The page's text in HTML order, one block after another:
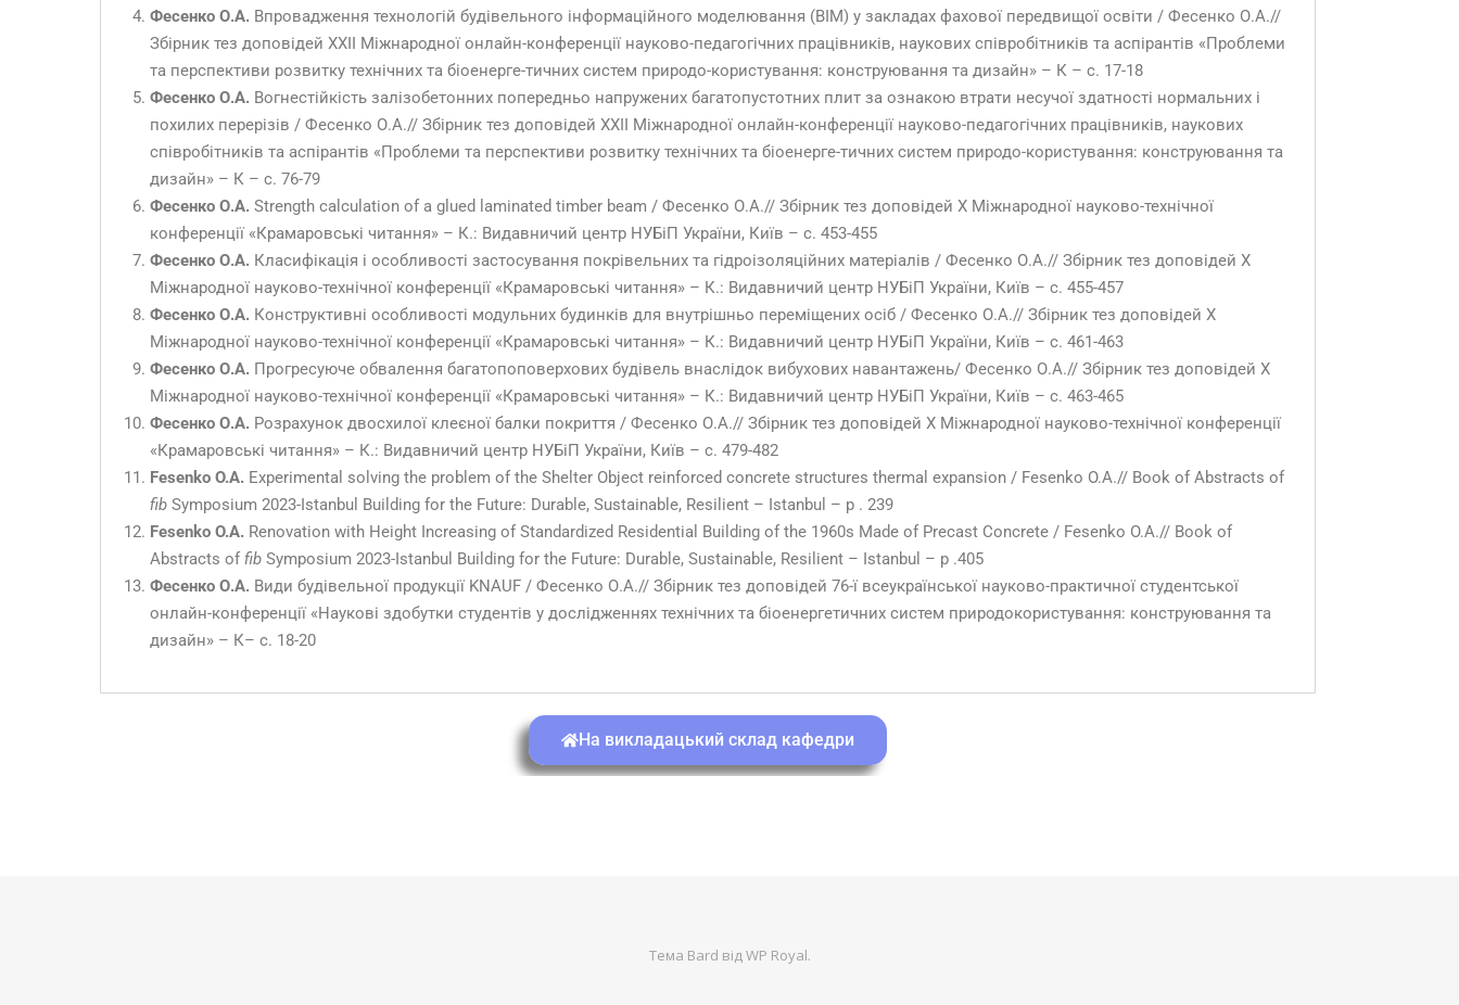
Фесенко О.А. Впровадження технологій будівельного інформаційного моделювання (BIM) у закладах фахової передвищої освіти / Фесенко О.А.//
Збірник тез доповідей ХXІI Міжнародної онлайн-конференції науково-педагогічних працівників, наукових співробітників та аспірантів «Проблеми
та перспективи розвитку технічних та біоенерге-тичних систем природо-користування: конструювання та дизайн» – К – с. 17-18
Фесенко О.А. Вогнестійкість залізобетонних попередньо напружених багатопустотних плит за ознакою втрати несучої здатності нормальних і
похилих перерізів / Фесенко О.А.// Збірник тез доповідей ХXІI Міжнародної онлайн-конференції науково-педагогічних працівників, наукових
співробітників та аспірантів «Проблеми та перспективи розвитку технічних та біоенерге-тичних систем природо-користування: конструювання та
дизайн» – К – с. 76-79
Фесенко О.А. Strength сalculation of a glued laminated timber beam / Фесенко О.А.// Збірник тез доповідей Х Міжнародної науково-технічної
конференції «Крамаровські читання» – К.: Видавничий центр НУБіП України, Київ – с. 453-455
Фесенко О.А. Класифікація і особливості застосування покрівельних та гідроізоляційних матеріалів / Фесенко О.А.// Збірник тез доповідей Х
Міжнародної науково-технічної конференції «Крамаровські читання» – К.: Видавничий центр НУБіП України, Київ – с. 455-457
Фесенко О.А. Конструктивні особливості модульних будинків для внутрішньо переміщених осіб / Фесенко О.А.// Збірник тез доповідей Х
Міжнародної науково-технічної конференції «Крамаровські читання» – К.: Видавничий центр НУБіП України, Київ – с. 461-463
Фесенко О.А. Прогресуюче обвалення багатопоповерхових будівель внаслідок вибухових навантажень/ Фесенко О.А.// Збірник тез доповідей Х
Міжнародної науково-технічної конференції «Крамаровські читання» – К.: Видавничий центр НУБіП України, Київ – с. 463-465
Фесенко О.А. Розрахунок двосхилої клеєної балки покриття / Фесенко О.А.// Збірник тез доповідей Х Міжнародної науково-технічної конференції
«Крамаровські читання» – К.: Видавничий центр НУБіП України, Київ – с. 479-482
Fesenko O.A. Experimental solving the problem of the Shelter Object reinforced concrete structures thermal expansion / Fesenko O.A.// Book of Abstracts of
fib Symposium 2023-Istanbul Building for the Future: Durable, Sustainable, Resilient – Istanbul – р . 239
Fesenko O.A. Renovation with Height Increasing of Standardized Residential Building of the 1960s Made of Precast Concrete / Fesenko O.A.// Book of
Abstracts offib Symposium 2023-Istanbul Building for the Future: Durable, Sustainable, Resilient – Istanbul – р .405
Фесенко О.А. Види будівельної продукції KNAUF / Фесенко О.А.// Збірник тез доповідей 76-ї всеукраїнської науково-практичної студентської
онлайн-конференції «Наукові здобутки студентів у дослідженнях технічних та біоенергетичних систем природокористування: конструювання та
дизайн» – К– с. 18-20
На викладацький склад кафедри
Тема Bard від WP Royal.